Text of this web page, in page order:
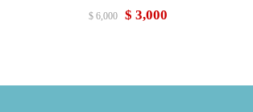
$ 6,000 $ 3,000